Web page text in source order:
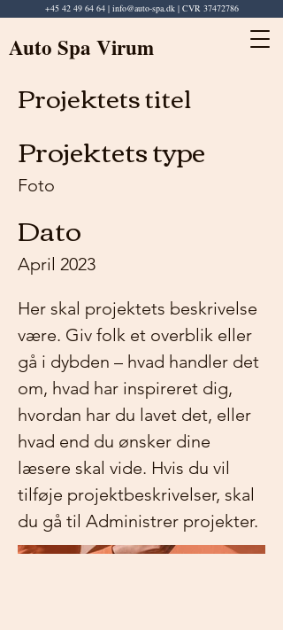
+45 42 49 64 64| info@auto-spa.dk| CVR 37472786
Auto Spa Virum
Projektets titel
Projektets type
Foto
Dato
April 2023
Her skal projektets beskrivelse
være. Giv folk et overblik eller
gå i dybden – hvad handler det
om, hvad har inspireret dig,
hvordan har du lavet det, eller
hvad end du ønsker dine
læsere skal vide. Hvis du vil
tilføje projektbeskrivelser, skal
du gå til Administrer projekter.